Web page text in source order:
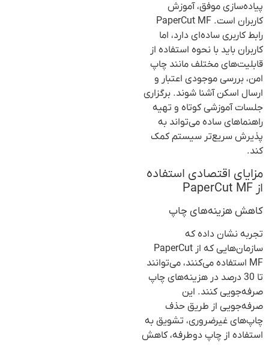
پیاده‌سازی موفق، آموزش
کاربران است. PaperCut MF
رابط کاربری ساده‌ای دارد، اما
کاربران باید با نحوه استفاده از
قابلیت‌های مختلف مانند چاپ
امن، بررسی موجودی اعتبار و
ارسال اسکن آشنا شوند. برگزاری
جلسات آموزشی کوتاه و تهیه
راهنماهای ساده می‌تواند به
پذیرش سریع‌تر سیستم کمک
کند.
مزایای اقتصادی استفاده
از PaperCut MF
کاهش هزینه‌های چاپ
تجربه نشان داده که
سازمان‌هایی که از PaperCut
MF استفاده می‌کنند، می‌توانند
تا 30 درصد در هزینه‌های چاپ
صرفه‌جویی کنند. این
صرفه‌جویی از طریق حذف
چاپ‌های غیرضروری، تشویق به
استفاده از چاپ دوطرفه، کاهش